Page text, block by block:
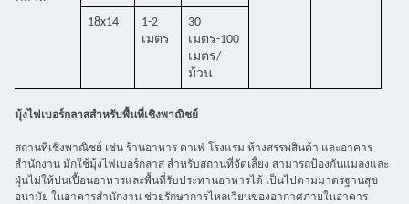
18x14
1-2
เมตร
30
เมตร-100
เมตร/
ม้วน
มุ้งไฟเบอร์กลาสสำหรับพื้นที่เชิงพาณิชย์
สถานที่เชิงพาณิชย์ เช่น ร้านอาหาร คาเฟ่ โรงแรม ห้างสรรพสินค้า และอาคาร
สำนักงาน มักใช้มุ้งไฟเบอร์กลาส สำหรับสถานที่จัดเลี้ยง สามารถป้องกันแมลงและ
ฝุ่นไม่ให้ปนเปื้อนอาหารและพื้นที่รับประทานอาหารได้ เป็นไปตามมาตรฐานสุข
อนามัย ในอาคารสำนักงาน ช่วยรักษาการไหลเวียนของอากาศภายในอาคาร